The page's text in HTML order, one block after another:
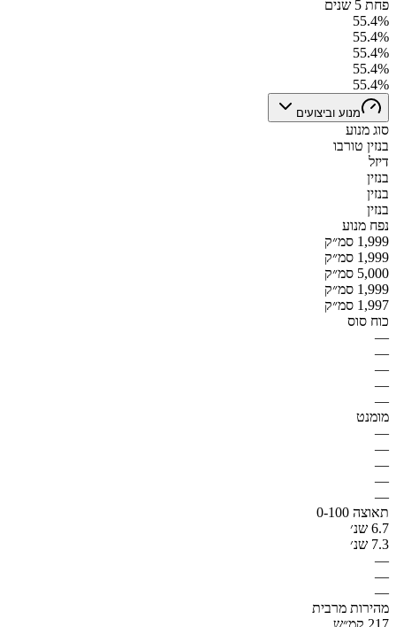
פחת 5 שנים
55.4%
55.4%
55.4%
55.4%
55.4%
מנוע וביצועים
סוג מנוע
בנזין טורבו
דיזל
בנזין
בנזין
בנזין
נפח מנוע
1,999 סמ״ק
1,999 סמ״ק
5,000 סמ״ק
1,999 סמ״ק
1,997 סמ״ק
כוח סוס
—
—
—
—
—
מומנט
—
—
—
—
—
תאוצה 0-100
6.7 שנ׳
7.3 שנ׳
—
—
—
מהירות מרבית
217 קמ״ש